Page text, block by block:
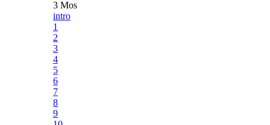
3 Mos
intro
1
2
3
4
5
6
7
8
9